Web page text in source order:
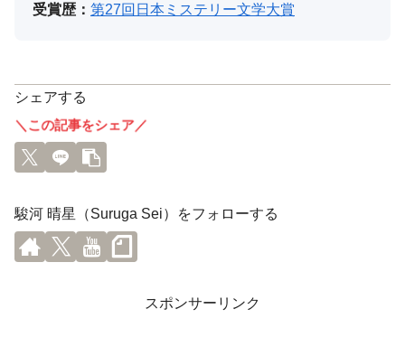
受賞歴： 第27回日本ミステリー文学大賞
シェアする
＼この記事をシェア／
駿河 晴星（Suruga Sei）をフォローする
スポンサーリンク